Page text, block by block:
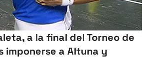
a la final del Torneo de
imponerse a Altuna y